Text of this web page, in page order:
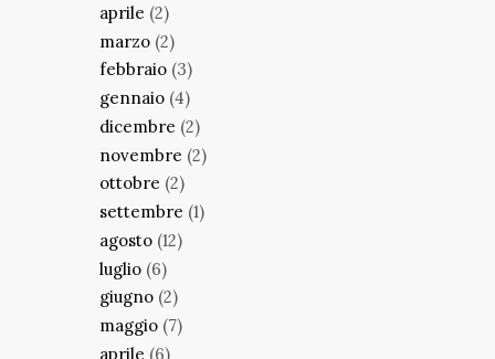
aprile (2)
marzo (2)
febbraio (3)
gennaio (4)
dicembre (2)
novembre (2)
ottobre (2)
settembre (1)
agosto (12)
luglio (6)
giugno (2)
maggio (7)
aprile (6)